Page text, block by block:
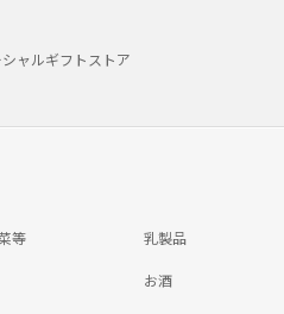
シャルギフトストア
等 乳製品
お酒